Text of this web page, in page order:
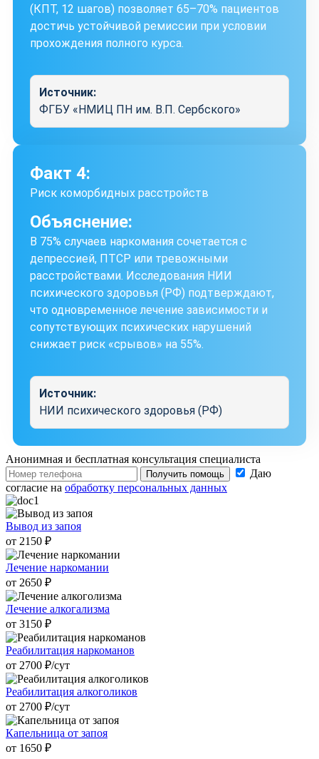
(КПТ, 12 шагов) позволяет 65–70% пациентов
достичь устойчивой ремиссии при условии
прохождения полного курса.
Источник:
ФГБУ «НМИЦ ПН им. В.П. Сербского»
Факт 4:
Риск коморбидных расстройств
Объяснение:
В 75% случаев наркомания сочетается с
депрессией, ПТСР или тревожными
расстройствами. Исследования НИИ
психического здоровья (РФ) подтверждают,
что одновременное лечение зависимости и
сопутствующих психических нарушений
снижает риск «срывов» на 55%.
Источник:
НИИ психического здоровья (РФ)
Анонимная и бесплатная консультация специалиста
Получить помощь
Даю
согласие на обработку персональных данных
Вывод из запоя
от 2150 ₽
Лечение наркомании
от 2650 ₽
Лечение алкогализма
от 3150 ₽
Реабилитация наркоманов
от 2700 ₽/cут
Реабилитация алкоголиков
от 2700 ₽/cут
Капельница от запоя
от 1650 ₽